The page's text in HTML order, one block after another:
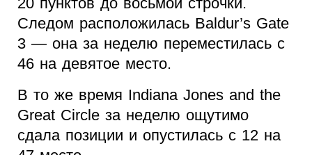
Следом расположилась Baldur’s Gate
3 — она за неделю переместилась с
46 на девятое место.
В то же время Indiana Jones and the
Great Circle за неделю ощутимо
сдала позиции и опустилась с 12 на